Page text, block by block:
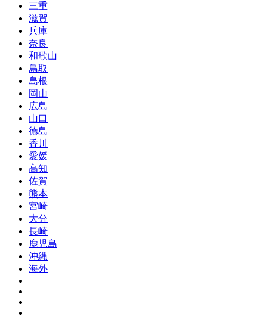
三重
滋賀
兵庫
奈良
和歌山
鳥取
島根
岡山
広島
山口
徳島
香川
愛媛
高知
佐賀
熊本
宮崎
大分
長崎
鹿児島
沖縄
海外